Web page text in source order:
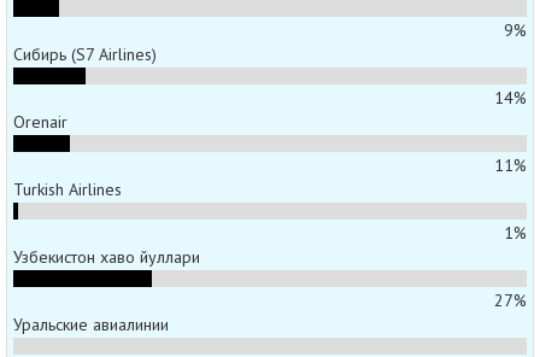
9%
Сибирь (S7 Airlines)
14%
Orenair
11%
Turkish Airlines
1%
Узбекистон хаво йуллари
27%
Уральские авиалинии